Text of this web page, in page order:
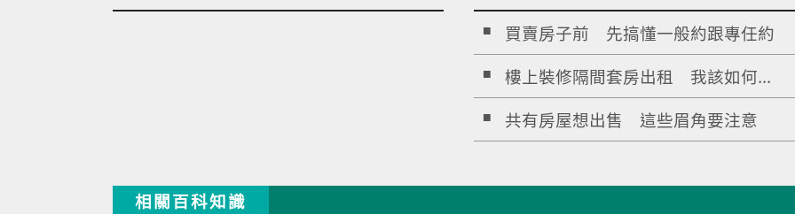
買賣房子前 先搞懂一般約跟專任約
樓上裝修隔間套房出租 我該如何...
共有房屋想出售 這些眉角要注意
相關百科知識